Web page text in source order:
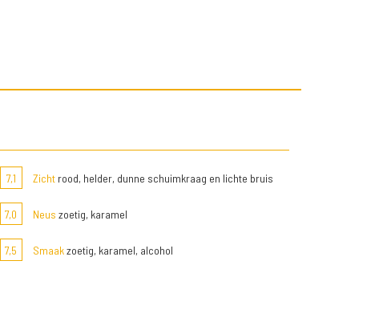
7,1 Zichtrood, helder, dunne schuimkraag en lichte bruis
7,0 Neus zoetig, karamel
7,5 Smaakzoetig, karamel, alcohol